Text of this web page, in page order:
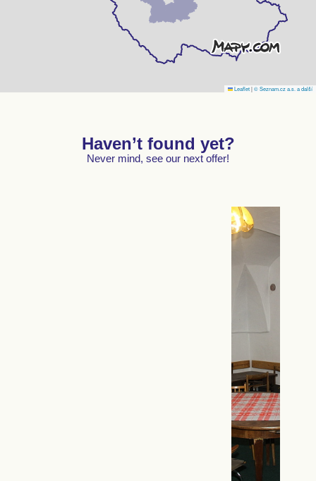
Leaflet|© Seznam.cz a.s. a další
Haven’t found yet?
Never mind, see our next offer!